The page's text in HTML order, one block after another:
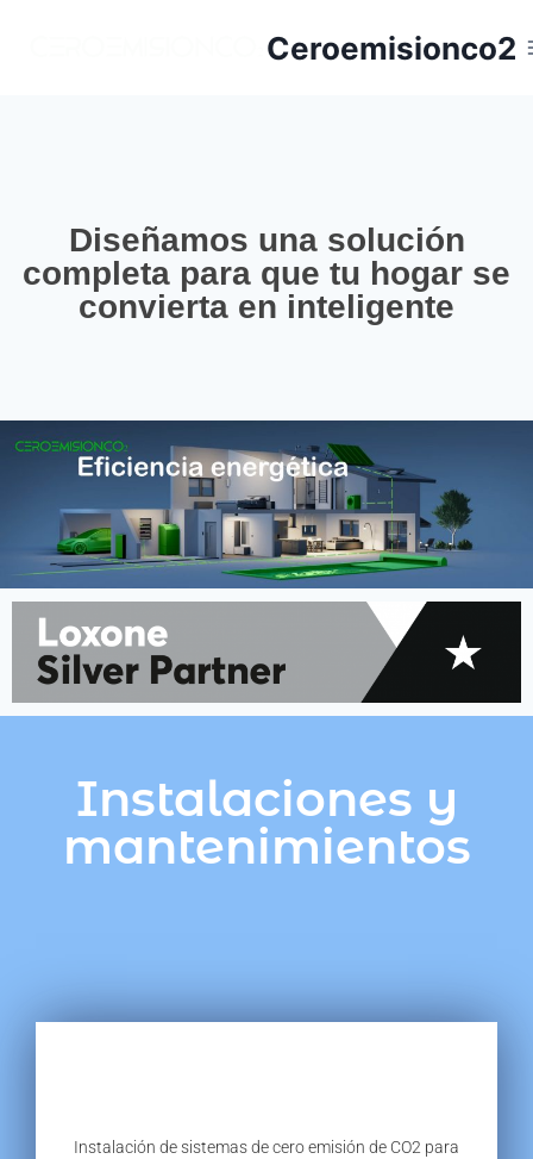
Ceroemisionco2
Diseñamos una solución
completa para que tu hogar se
convierta en inteligente
Instalaciones y
mantenimientos
Instalación de sistemas de cero emisión de CO2 para